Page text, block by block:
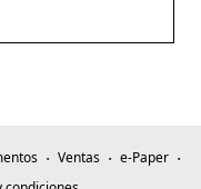
Ventas
e-Paper